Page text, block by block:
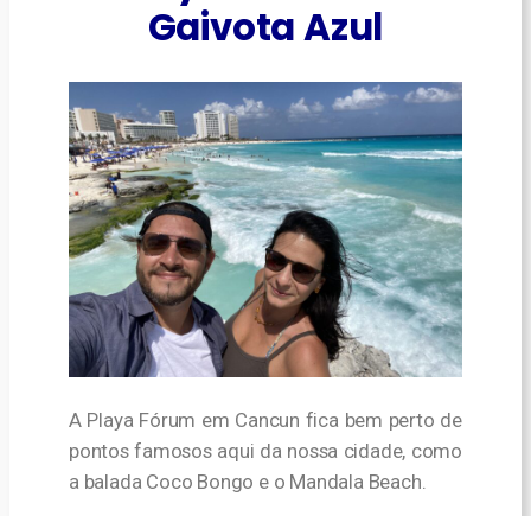
Gaivota Azul
A Playa Fórum em Cancun fica bem perto de
pontos famosos aqui da nossa cidade, como
a balada Coco Bongo e o Mandala Beach.